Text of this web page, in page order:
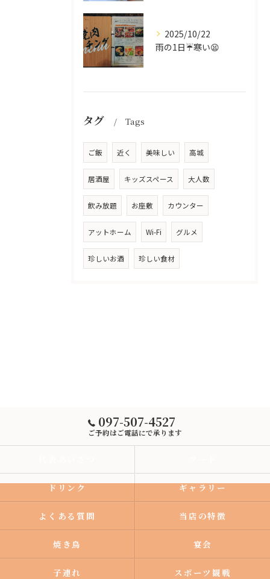
2025/10/22
雨の1日☔寒い😫
タグ Tags
ご飯 近く 美味しい 高城
居酒屋 キッズスペース 大人数
飲み放題 お座敷 カウンター
アットホーム Wi-Fi グルメ
珍しいお酒 珍しい食材
097-507-4527
ご予約はご電話にで承ります
ドリンク ギャラリー
よくある質問 当店の特徴
焼き鳥 宴会
子連れ スポーツ観戦